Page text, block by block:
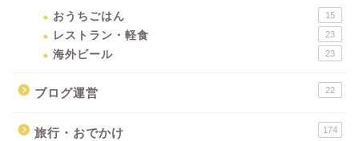
おうちごはん 15
レストラン・軽食 23
海外ビール 23
ブログ運営 22
旅行・おでかけ 174